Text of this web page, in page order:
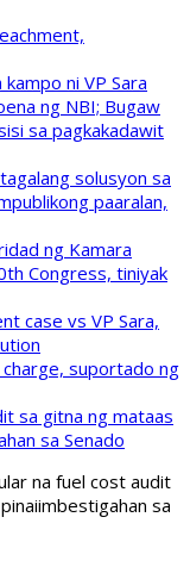
ni VP Sara
ng NBI; Bugaw
sa pagkakadawit
solusyon sa
paaralan,
ng Kamara
Congress, tiniyak
case vs VP Sara,
suportado ng
sa gitna ng mataas
sa Senado
na fuel cost audit
sa